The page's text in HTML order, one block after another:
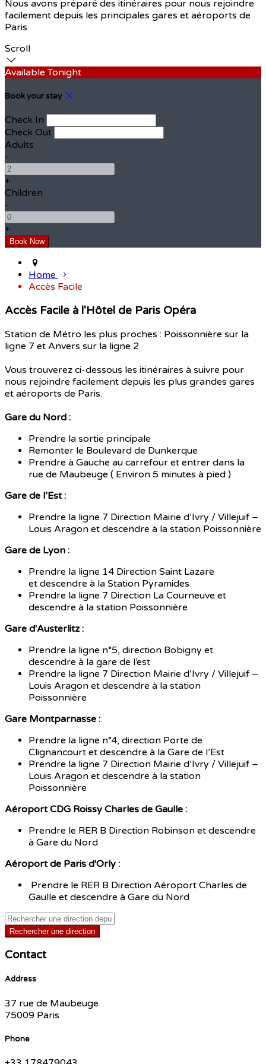
Nous avons préparé des itinéraires pour nous rejoindre
facilement depuis les principales gares et aéroports de
Paris
Scroll
Available Tonight
Book your stay
Check In
Check Out
Adults
-
+
Children
-
+
Home
Accès Facile
Accès Facile à l'Hôtel de Paris Opéra
Station de Métro les plus proches : Poissonnière sur la
ligne 7 et Anvers sur la ligne 2
Vous trouverez ci-dessous les itinéraires à suivre pour
nous rejoindre facilement depuis les plus grandes gares
et aéroports de Paris.
Gare du Nord :
Prendre la sortie principale
Remonter le Boulevard de Dunkerque
Prendre à Gauche au carrefour et entrer dans la
rue de Maubeuge ( Environ 5 minutes à pied )
Gare de l’Est :
Prendre la ligne 7 Direction Mairie d’Ivry / Villejuif –
Louis Aragon et descendre à la station Poissonnière
Gare de Lyon :
Prendre la ligne 14 Direction Saint Lazare
et descendre à la Station Pyramides
Prendre la ligne 7 Direction La Courneuve et
descendre à la station Poissonnière
Gare d'Austerlitz :
Prendre la ligne n°5, direction Bobigny et
descendre à la gare de l’est
Prendre la ligne 7 Direction Mairie d’Ivry / Villejuif –
Louis Aragon et descendre à la station
Poissonnière
Gare Montparnasse :
Prendre la ligne n°4, direction Porte de
Clignancourt et descendre à la Gare de l’Est
Prendre la ligne 7 Direction Mairie d’Ivry / Villejuif –
Louis Aragon et descendre à la station
Poissonnière
Aéroport CDG Roissy Charles de Gaulle :
Prendre le RER B Direction Robinson et descendre
à Gare du Nord
Aéroport de Paris d'Orly :
Prendre le RER B Direction Aéroport Charles de
Gaulle et descendre à Gare du Nord
Rechercher une direction
Contact
Address
37 rue de Maubeuge
75009 Paris
Phone